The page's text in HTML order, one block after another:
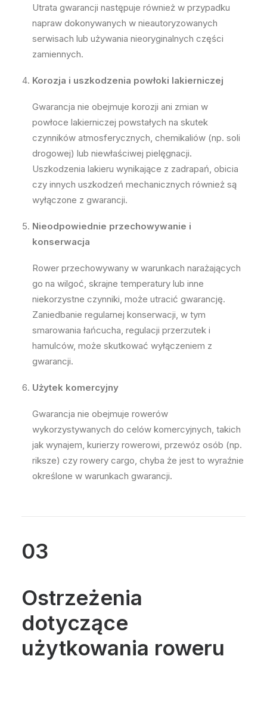
Utrata gwarancji następuje również w przypadku
napraw dokonywanych w nieautoryzowanych
serwisach lub używania nieoryginalnych części
zamiennych.
Korozja i uszkodzenia powłoki lakierniczej
Gwarancja nie obejmuje korozji ani zmian w
powłoce lakierniczej powstałych na skutek
czynników atmosferycznych, chemikaliów (np. soli
drogowej) lub niewłaściwej pielęgnacji.
Uszkodzenia lakieru wynikające z zadrapań, obicia
czy innych uszkodzeń mechanicznych również są
wyłączone z gwarancji.
Nieodpowiednie przechowywanie i
konserwacja
Rower przechowywany w warunkach narażających
go na wilgoć, skrajne temperatury lub inne
niekorzystne czynniki, może utracić gwarancję.
Zaniedbanie regularnej konserwacji, w tym
smarowania łańcucha, regulacji przerzutek i
hamulców, może skutkować wyłączeniem z
gwarancji.
Użytek komercyjny
Gwarancja nie obejmuje rowerów
wykorzystywanych do celów komercyjnych, takich
jak wynajem, kurierzy rowerowi, przewóz osób (np.
riksze) czy rowery cargo, chyba że jest to wyraźnie
określone w warunkach gwarancji.
03
Ostrzeżenia
dotyczące
użytkowania roweru